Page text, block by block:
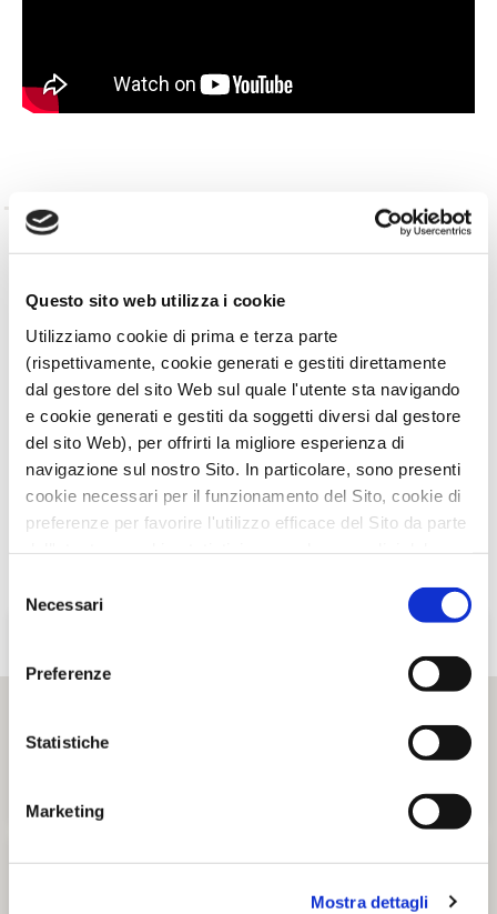
Questo sito web utilizza i cookie
Utilizziamo cookie di prima e terza parte
(rispettivamente, cookie generati e gestiti direttamente
dal gestore del sito Web sul quale l'utente sta navigando
e cookie generati e gestiti da soggetti diversi dal gestore
del sito Web), per offrirti la migliore esperienza di
navigazione sul nostro Sito. In particolare, sono presenti
cookie necessari per il funzionamento del Sito, cookie di
preferenze per favorire l'utilizzo efficace del Sito da parte
categorie di cookie accettare.
Per maggiori informazioni, consulta le nostre pagine
delNecessari
Preferenze
Statistiche
Marketing
Mostra dettagli
TI È PIACIUTO IL POST?CONDIVIDI!